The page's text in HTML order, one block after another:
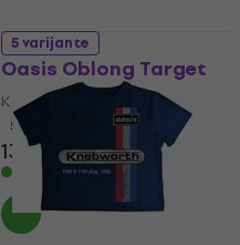
5 varijante
Oasis Oblong Target
Košulja
5/5
13,20 €13,50 €
Na skladištu